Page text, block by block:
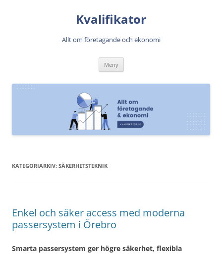
Kvalifikator
Allt om företagande och ekonomi
Meny Hoppa
innehåll
KATEGORIARKIV: SÄKERHETSTEKNIK
Enkel och säker access med moderna
passersystem i Örebro
Smarta passersystem ger högre säkerhet, flexibla